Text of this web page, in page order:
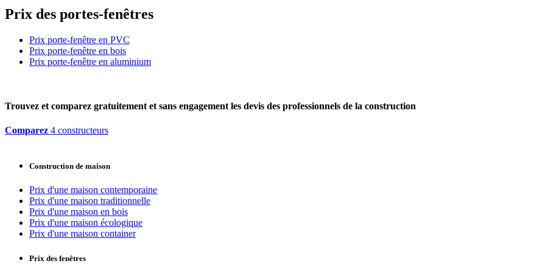
Prix des portes-fenêtres
Prix porte-fenêtre en PVC
Prix porte-fenêtre en bois
Prix porte-fenêtre en aluminium
Trouvez et comparez gratuitement et sans engagement les devis des professionnels de la construction
Comparez 4 constructeurs
Construction de maison
Prix d'une maison contemporaine
Prix d'une maison traditionnelle
Prix d'une maison en bois
Prix d'une maison écologique
Prix d'une maison container
Prix des fenêtres